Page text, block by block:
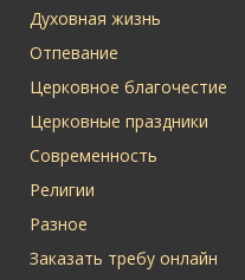
Духовная жизнь
Отпевание
Церковное благочестие
Церковные праздники
Современность
Религии
Разное
Заказать требу онлайн